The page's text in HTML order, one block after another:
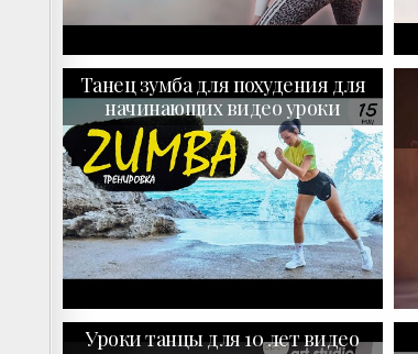
Танец зумба для похудения для
начинающих видео уроки
Уроки танцы для 10 лет видео